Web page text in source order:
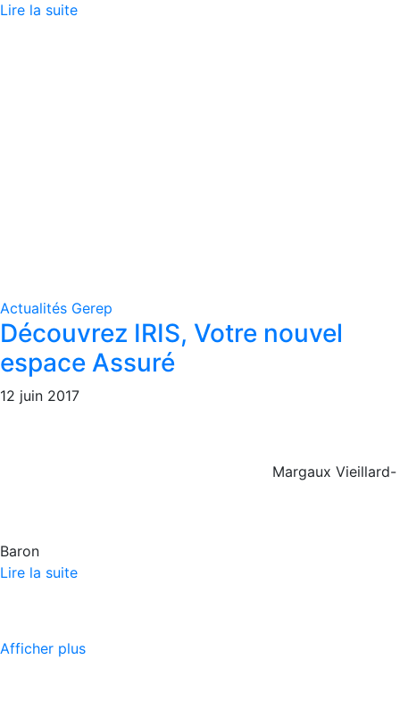
Lire la suite
Actualités Gerep
Découvrez IRIS, Votre nouvel
espace Assuré
12 juin 2017
Margaux Vieillard-
Baron
Lire la suite
Afficher plus